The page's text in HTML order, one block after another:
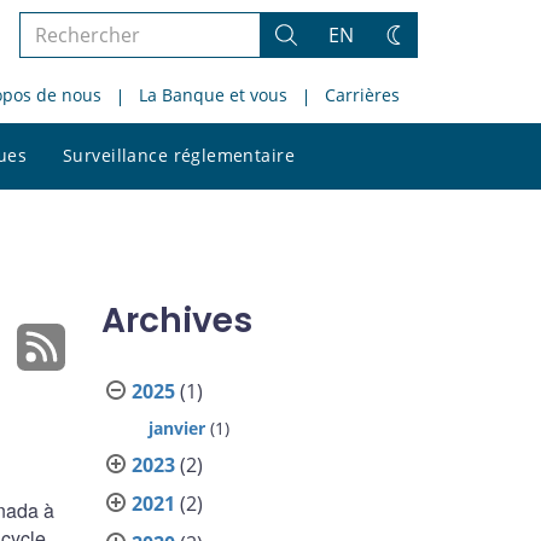
Rechercher
le
site
Rechercher
EN
Changez
thème
de nous La Banque et vous Carrières
Surveillance réglementaire
le
à
Archives
2025(1)
janvier (1)
2023(2)
2021 (2)